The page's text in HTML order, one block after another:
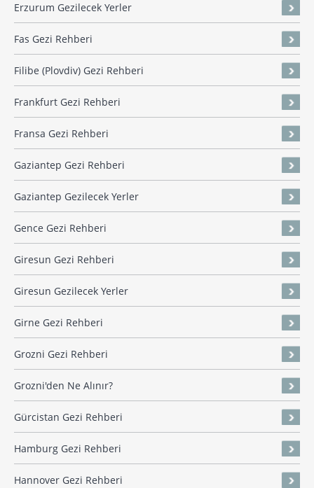
Erzurum Gezilecek Yerler
Fas Gezi Rehberi
Filibe (Plovdiv) Gezi Rehberi
Frankfurt Gezi Rehberi
Fransa Gezi Rehberi
Gaziantep Gezi Rehberi
Gaziantep Gezilecek Yerler
Gence Gezi Rehberi
Giresun Gezi Rehberi
Giresun Gezilecek Yerler
Girne Gezi Rehberi
Grozni Gezi Rehberi
Grozni'den Ne Alınır?
Gürcistan Gezi Rehberi
Hamburg Gezi Rehberi
Hannover Gezi Rehberi